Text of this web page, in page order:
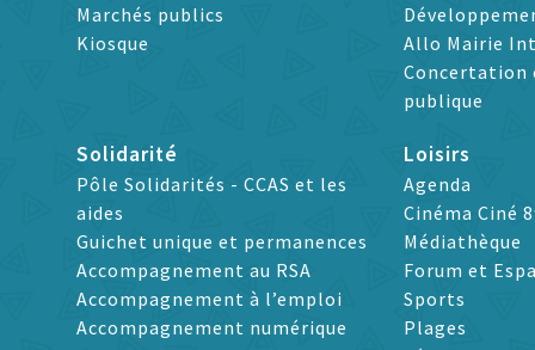
Marchés publics
Kiosque
Allo Mairie
Concertation
publique
Solidarité
Pôle Solidarités - CCAS et les
aides
Guichet unique et permanences
Accompagnement au RSA
Accompagnement à l’emploi
Accompagnement numérique
Loisirs
Agenda
Cinéma Ciné
Médiathèque
Forum et
Sports
Plages